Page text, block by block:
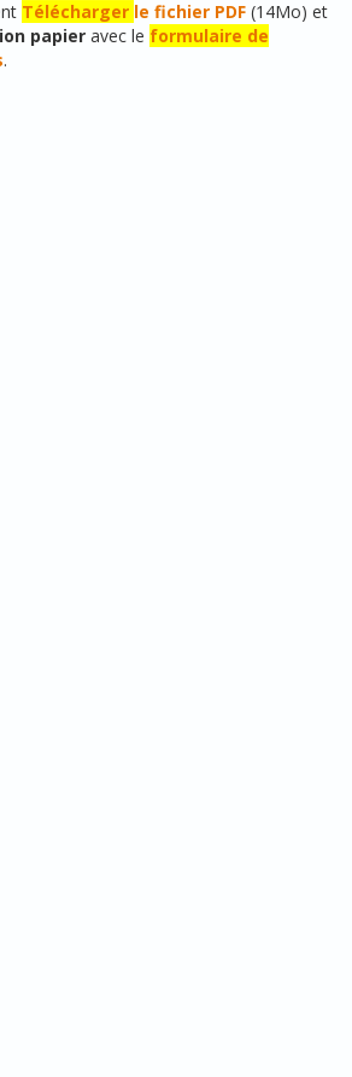
Télécharger le fichier PDF (14Mo) et
papier avec le formulaire de
.